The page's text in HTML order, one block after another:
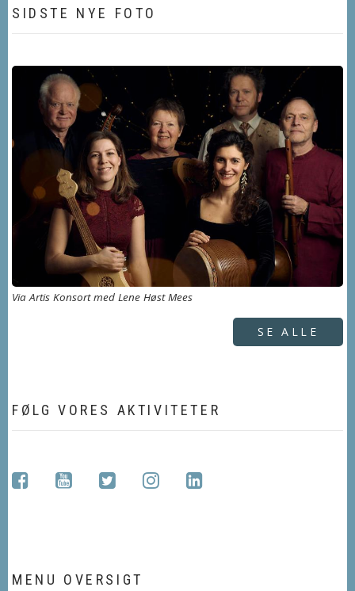
SIDSTE NYE FOTO
Via Artis Konsort med Lene Høst Mees
SE ALLE
FØLG VORES AKTIVITETER
facebookyoutubetwitterinstagramlinkedin
MENU OVERSIGT